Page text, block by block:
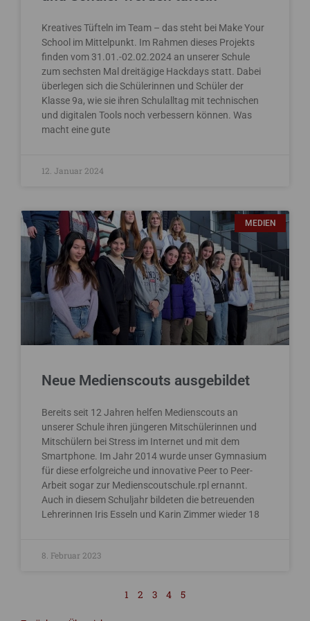
Kreatives Tüfteln im Team – das steht bei Make Your
School im Mittelpunkt. Im Rahmen dieses Projekts
finden vom 31.01.-02.02.2024 an unserer Schule
zum sechsten Mal dreitägige Hackdays statt. Dabei
überlegen sich die Schülerinnen und Schüler der
Klasse 9a, wie sie ihren Schulalltag mit technischen
und digitalen Tools noch verbessern können. Was
macht eine gute
12. Januar 2024
MEDIEN
Neue Medienscouts ausgebildet
Bereits seit 12 Jahren helfen Medienscouts an
unserer Schule ihren jüngeren Mitschülerinnen und
Mitschülern bei Stress im Internet und mit dem
Smartphone. Im Jahr 2014 wurde unser Gymnasium
für diese erfolgreiche und innovative Peer to Peer-
Arbeit sogar zur Medienscoutschule.rpl ernannt.
Auch in diesem Schuljahr bildeten die betreuenden
Lehrerinnen Iris Esseln und Karin Zimmer wieder 18
8. Februar 2023
1 2 3 4 5